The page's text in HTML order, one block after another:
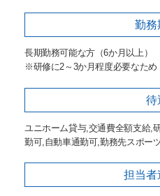
勤務
長期勤務可能な方（6か月以上）
※研修に2～3か月程度必要なため
待
ユニホーム貸与,交通費全額支給,
勤可,自動車通勤可,勤務先スポー
担当者